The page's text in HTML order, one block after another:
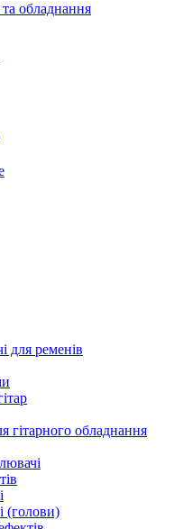
та обладнання
для ременів
гітарного обладнання
(голови)